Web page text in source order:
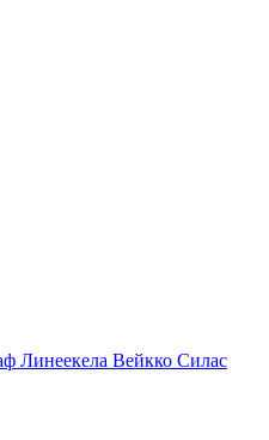
Линеекела Вейкко Силас